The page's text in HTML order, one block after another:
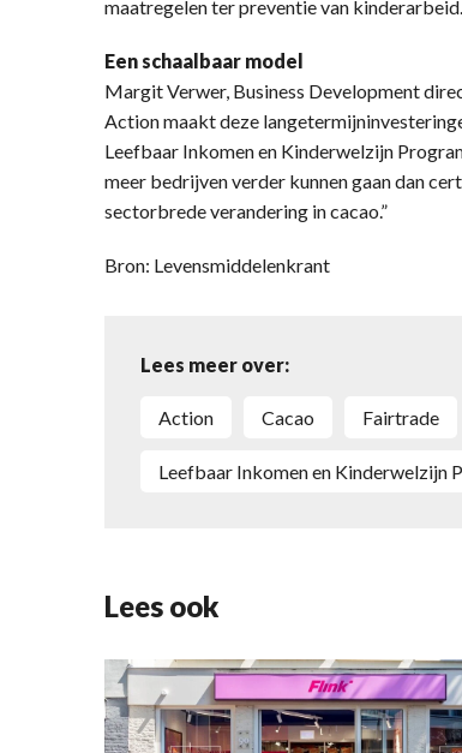
maatregelen ter preventie van kinderarbeid.
Een schaalbaar model
Margit Verwer, Business Development
Action maakt deze
Leefbaar Inkomen en Kinderwelzijn
meer bedrijven verder kunnen gaan dan
sectorbrede verandering in cacao.”
Bron: Levensmiddelenkrant
Lees meer over:
Action cacao Fairtrade
Leefbaar Inkomen en Kinderwelzijn
Lees ook